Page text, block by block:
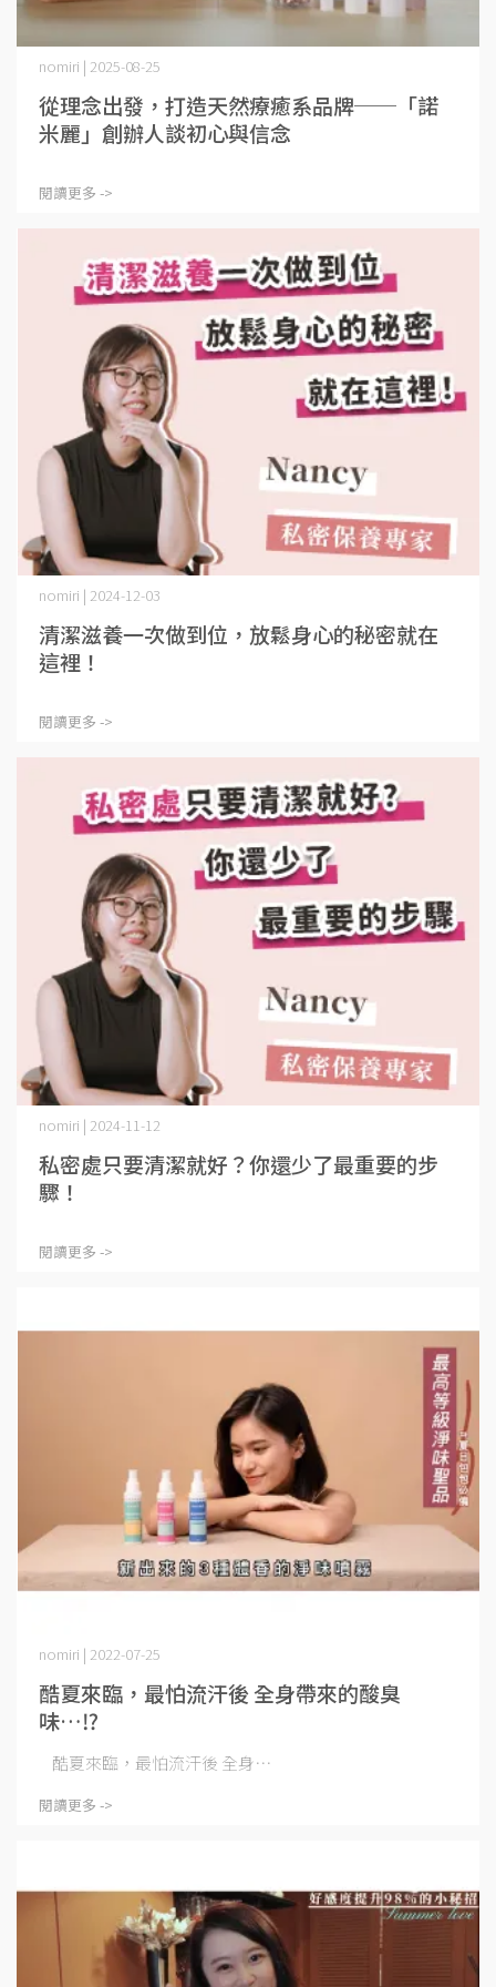
從理念出發，打造天然療癒系品牌──「諾
米麗」創辦人談初心與信念
nomiri | 2025-08-25
閱讀更多 ->
清潔滋養一次做到位，放鬆身心的秘密就在
這裡！
nomiri | 2024-12-03
閱讀更多 ->
私密處只要清潔就好？你還少了最重要的步
驟！
nomiri | 2024-11-12
閱讀更多 ->
酷夏來臨，最怕流汗後 全身帶來的酸臭
味…⁉
nomiri | 2022-07-25
酷夏來臨，最怕流汗後 全身⋯
閱讀更多 ->